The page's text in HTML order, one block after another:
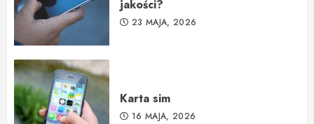
jakości?
23 MAJA, 2026
Karta sim
16 MAJA, 2026